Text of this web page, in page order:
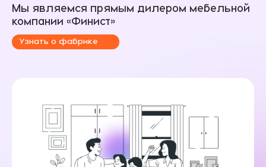
Мы являемся прямым дилером мебельной
компании «Финист»
Узнать о фабрике